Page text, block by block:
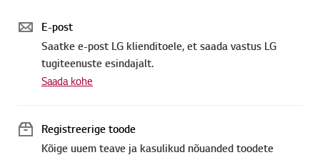
E-post
Saatke e-post LG klienditoele, et saada vastus LG
tugiteenuste esindajalt.
Saada kohe
Registreerige toode
Kõige uuem teave ja kasulikud nõuanded toodete